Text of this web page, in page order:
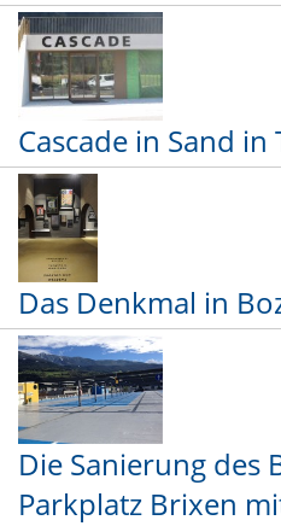
Cascade in Sand in
Das Denkmal in
Die Sanierung des
Parkplatz Brixen